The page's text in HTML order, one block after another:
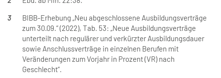
3
BIBB-Erhebung „Neu abgeschlossene Ausbildungsverträge
zum 30.09.“ (2022), Tab. 53: „Neue Ausbildungsverträge
unterteilt nach regulärer und verkürzter Ausbildungsdauer
sowie Anschlussverträge in einzelnen Berufen mit
Veränderungen zum Vorjahr in Prozent (VR) nach
Geschlecht“.